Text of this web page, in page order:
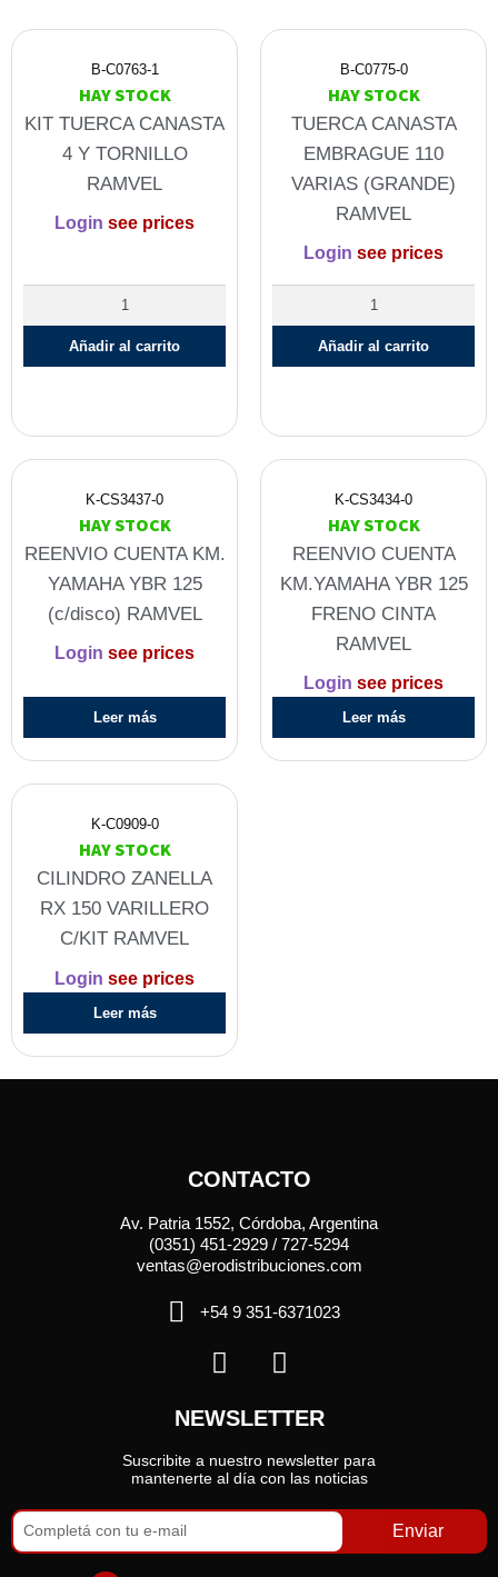
B-C0763-1
HAY STOCK
KIT TUERCA CANASTA
4 Y TORNILLO
RAMVEL
Login see prices
Añadir al carrito
B-C0775-0
HAY STOCK
TUERCA CANASTA
EMBRAGUE 110
VARIAS (GRANDE)
RAMVEL
Login see prices
Añadir al carrito
K-CS3437-0
HAY STOCK
REENVIO CUENTA KM.
YAMAHA YBR 125
(c/disco) RAMVEL
Login see prices
Leer más
K-CS3434-0
HAY STOCK
REENVIO CUENTA
KM.YAMAHA YBR 125
FRENO CINTA
RAMVEL
Login see prices
Leer más
K-C0909-0
HAY STOCK
CILINDRO ZANELLA
RX 150 VARILLERO
C/KIT RAMVEL
Login see prices
Leer más
CONTACTO
Av. Patria 1552, Córdoba, Argentina
(0351) 451-2929 / 727-5294
ventas@erodistribuciones.com
+54 9 351-6371023
NEWSLETTER
Suscribite a nuestro newsletter para
mantenerte al día con las noticias
Enviar